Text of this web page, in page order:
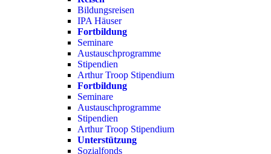
Bildungsreisen
IPA Häuser
Fortbildung
Seminare
Austauschprogramme
Stipendien
Arthur Troop Stipendium
Fortbildung
Seminare
Austauschprogramme
Stipendien
Arthur Troop Stipendium
Unterstützung
Sozialfonds